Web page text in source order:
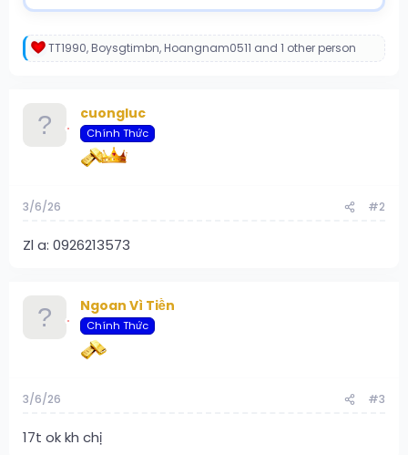
R
TT1990, Boysgtimbn, Hoangnam0511 and 1 other person
cuongluc
Chính Thức
3/6/26 #2
Zl a: 0926213573
Ngoan Vì Tiền
Chính Thức
3/6/26 #3
17t ok kh chị